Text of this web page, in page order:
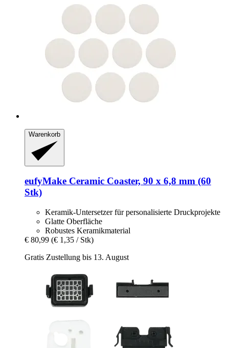
Warenkorb
eufyMake Ceramic Coaster, 90 x 6,8 mm (60
Stk)
Keramik-Untersetzer für personalisierte Druckprojekte
Glatte Oberfläche
Robustes Keramikmaterial
€ 80,99 (€ 1,35 / Stk)
Gratis Zustellung bis 13. August